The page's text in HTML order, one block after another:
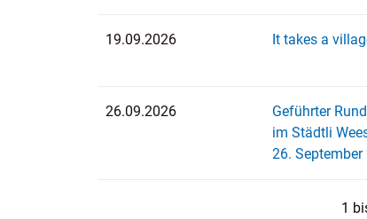
19.09.2026 It takes a
26.09.2026
Geführter
im Städtli
26. September
1